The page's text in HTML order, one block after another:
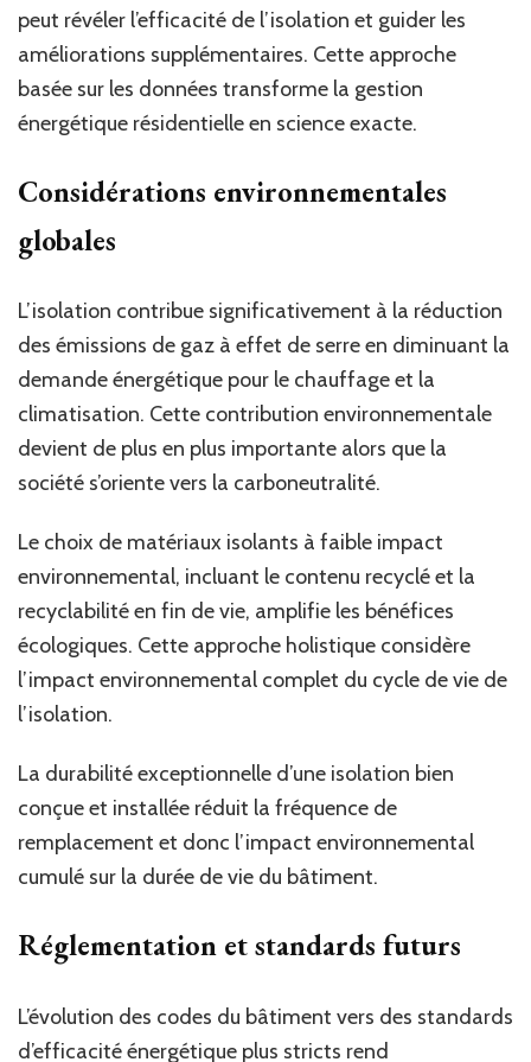
peut révéler l’efficacité de l’isolation et guider les
améliorations supplémentaires. Cette approche
basée sur les données transforme la gestion
énergétique résidentielle en science exacte.
Considérations environnementales
globales
L’isolation contribue significativement à la réduction
des émissions de gaz à effet de serre en diminuant la
demande énergétique pour le chauffage et la
climatisation. Cette contribution environnementale
devient de plus en plus importante alors que la
société s’oriente vers la carboneutralité.
Le choix de matériaux isolants à faible impact
environnemental, incluant le contenu recyclé et la
recyclabilité en fin de vie, amplifie les bénéfices
écologiques. Cette approche holistique considère
l’impact environnemental complet du cycle de vie de
l’isolation.
La durabilité exceptionnelle d’une isolation bien
conçue et installée réduit la fréquence de
remplacement et donc l’impact environnemental
cumulé sur la durée de vie du bâtiment.
Réglementation et standards futurs
L’évolution des codes du bâtiment vers des standards
d’efficacité énergétique plus stricts rend